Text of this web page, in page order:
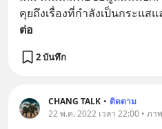
คุยถึงเรื่องที่กำลังเป็นกระแส
ต่อ
2 บันทึก
CHANG TALK • ติดตาม
22 พ.ค. 2022 เวลา 22:00 • ภ